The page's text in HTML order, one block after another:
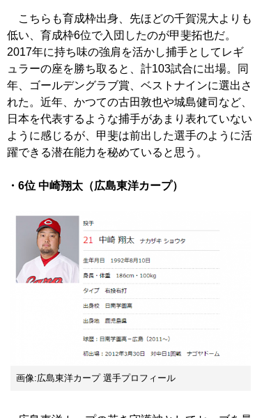
こちらも育成枠出身、先ほどの千賀滉大よりも
低い、育成枠6位で入団したのが甲斐拓也だ。
2017年に持ち味の強肩を活かし捕手としてレギ
ュラーの座を勝ち取ると、計103試合に出場。同
年、ゴールデングラブ賞、ベストナインに選出さ
れた。近年、かつての古田敦也や城島健司など、
日本を代表するような捕手があまり表れていない
ように感じるが、甲斐は前出した選手のように活
躍できる潜在能力を秘めていると思う。
・6位 中崎翔太（広島東洋カープ）
画像:広島東洋カープ 選手プロフィール